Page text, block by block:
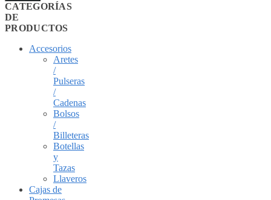
CATEGORÍAS
DE
PRODUCTOS
Accesorios
Aretes
/
Pulseras
/
Cadenas
Bolsos
/
Billeteras
Botellas
y
Tazas
Llaveros
Cajas de